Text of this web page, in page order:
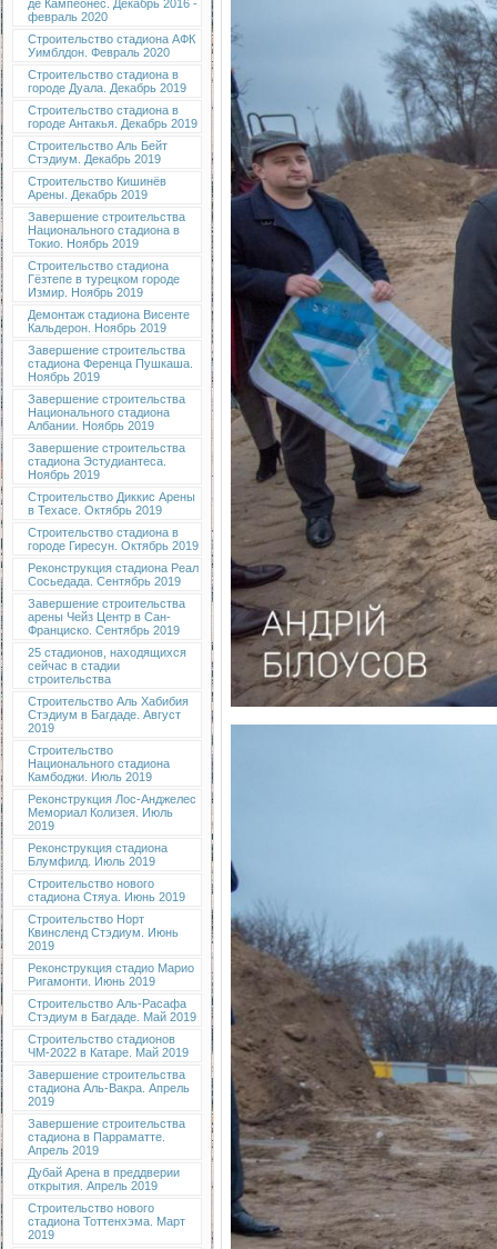
де Кампеонес. Декабрь 2016 -
февраль 2020
Строительство стадиона АФК
Уимблдон. Февраль 2020
Строительство стадиона в
городе Дуала. Декабрь 2019
Строительство стадиона в
городе Антакья. Декабрь 2019
Строительство Аль Бейт
Стэдиум. Декабрь 2019
Строительство Кишинёв
Арены. Декабрь 2019
Завершение строительства
Национального стадиона в
Токио. Ноябрь 2019
Строительство стадиона
Гёзтепе в турецком городе
Измир. Ноябрь 2019
Демонтаж стадиона Висенте
Кальдерон. Ноябрь 2019
Завершение строительства
стадиона Ференца Пушкаша.
Ноябрь 2019
Завершение строительства
Национального стадиона
Албании. Ноябрь 2019
Завершение строительства
стадиона Эстудиантеса.
Ноябрь 2019
Строительство Диккис Арены
в Техасе. Октябрь 2019
Строительство стадиона в
городе Гиресун. Октябрь 2019
Реконструкция стадиона Реал
Сосьедада. Сентябрь 2019
Завершение строительства
арены Чейз Центр в Сан-
Франциско. Сентябрь 2019
25 стадионов, находящихся
сейчас в стадии
строительства
Строительство Аль Хабибия
Стэдиум в Багдаде. Август
2019
Строительство
Национального стадиона
Камбоджи. Июль 2019
Реконструкция Лос-Анджелес
Мемориал Колизея. Июль
2019
Реконструкция стадиона
Блумфилд. Июль 2019
Строительство нового
стадиона Стяуа. Июнь 2019
Строительство Норт
Квинсленд Стэдиум. Июнь
2019
Реконструкция стадио Марио
Ригамонти. Июнь 2019
Строительство Аль-Расафа
Стэдиум в Багдаде. Май 2019
Строительство стадионов
ЧМ-2022 в Катаре. Май 2019
Завершение строительства
стадиона Аль-Вакра. Апрель
2019
Завершение строительства
стадиона в Парраматте.
Апрель 2019
Дубай Арена в преддверии
открытия. Апрель 2019
Строительство нового
стадиона Тоттенхэма. Март
2019